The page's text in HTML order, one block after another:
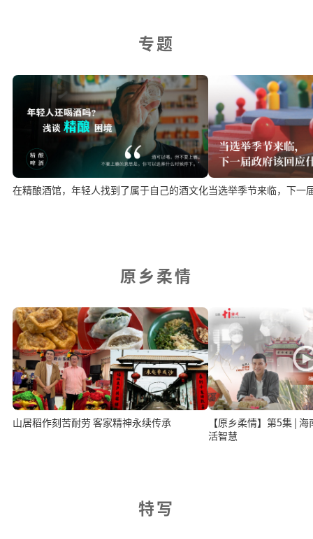
专题
在精酿酒馆，年轻人找到了属于自己的酒文化当选举季节来临，下一
原乡柔情
山居稻作刻苦耐劳 客家精神永续传承
【原乡柔情】第5集 |
活智慧
特写